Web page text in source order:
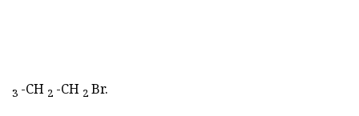
3 -CH 2 -CH 2 Br.